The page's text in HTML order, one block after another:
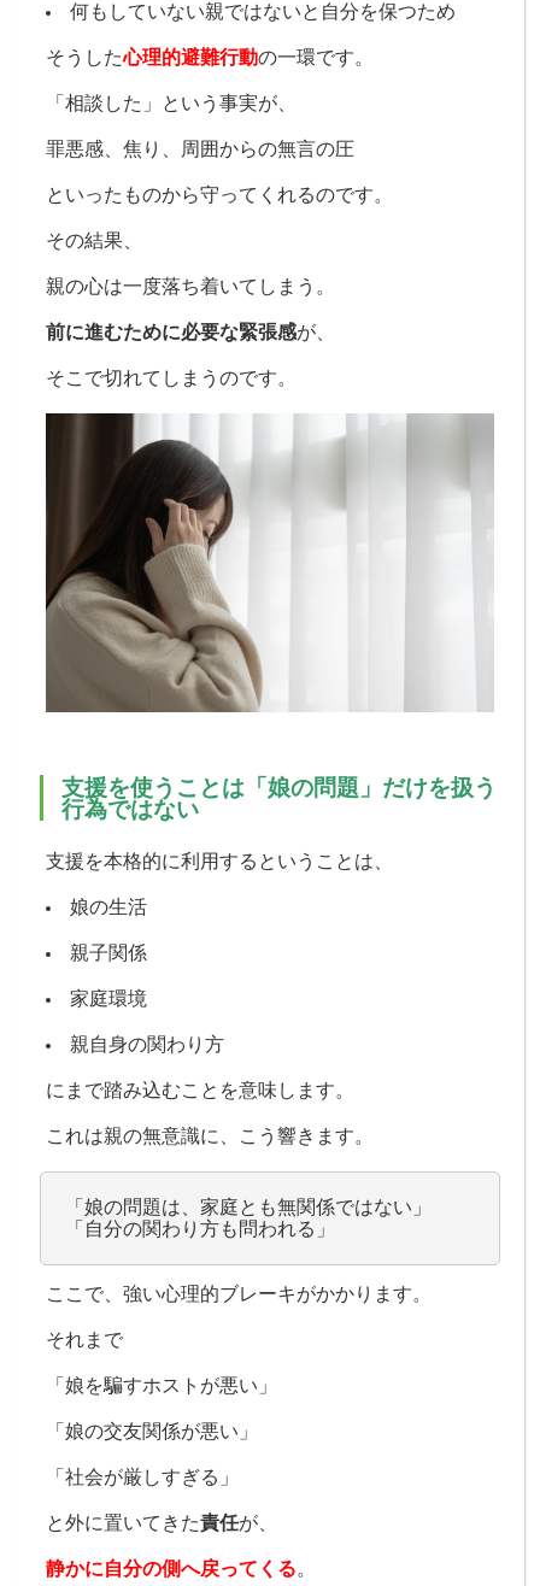
何もしていない親ではないと自分を保つため
そうした心理的避難行動の一環です。
「相談した」という事実が、
罪悪感、焦り、 周囲からの無言の圧
といったものから守ってくれるのです。
その結果、
親の心は一度落ち着いてしまう。
前に進むために必要な緊張感が、
そこで切れてしまうのです。
支援を使うことは「娘の問題」だけを扱う
行為ではない
支援を本格的に利用するということは、
娘の生活
親子関係
家庭環境
親自身の関わり方
にまで踏み込むことを意味します。
これは親の無意識に、こう響きます。
「娘の問題は、家庭とも無関係ではない」
「自分の関わり方も問われる」
ここで、強い心理的ブレーキがかかります。
それまで
「娘を騙すホストが悪い」
「娘の交友関係が悪い」
「社会が厳しすぎる」
と外に置いてきた責任が、
静かに自分の側へ戻ってくる。